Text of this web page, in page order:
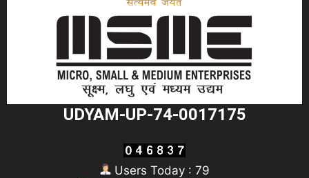
UDYAM-UP-74-0017175
Users Today : 79